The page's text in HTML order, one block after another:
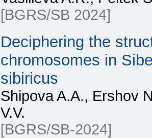
[BGRS/SB 2024]
Deciphering the
chromosomes in
sibiricus
Shipova A.A., Ershov
V.V.
[BGRS/SB-2024]